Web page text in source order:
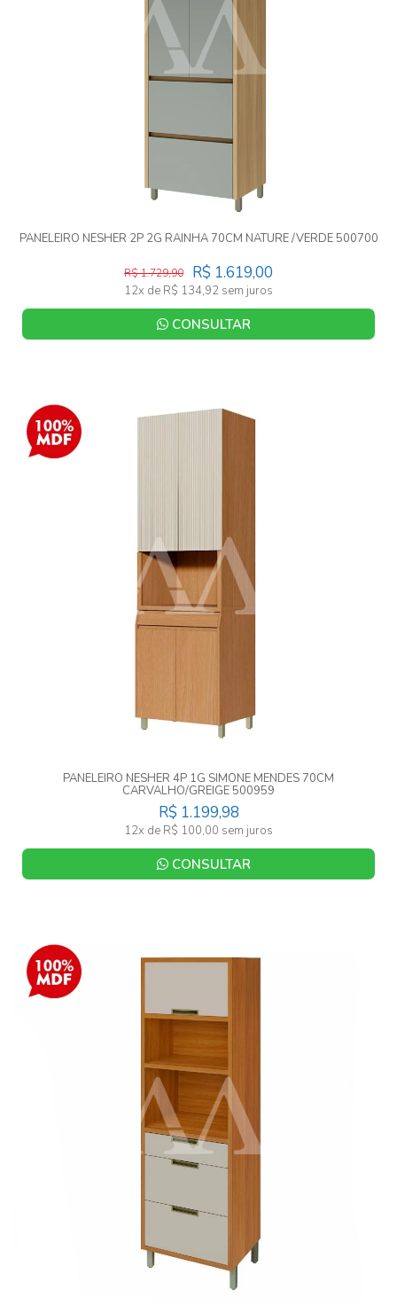
PANELEIRO NESHER 2P 2G RAINHA 70CM NATURE /VERDE 500700
R$ 1.619,00
R$ 1.729,90
12x de R$ 134,92 sem juros
CONSULTAR
PANELEIRO NESHER 4P 1G SIMONE MENDES 70CM
CARVALHO/GREIGE 500959
R$ 1.199,98
12x de R$ 100,00 sem juros
CONSULTAR